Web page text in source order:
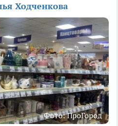
Ходченкова
Фото: ПроГород